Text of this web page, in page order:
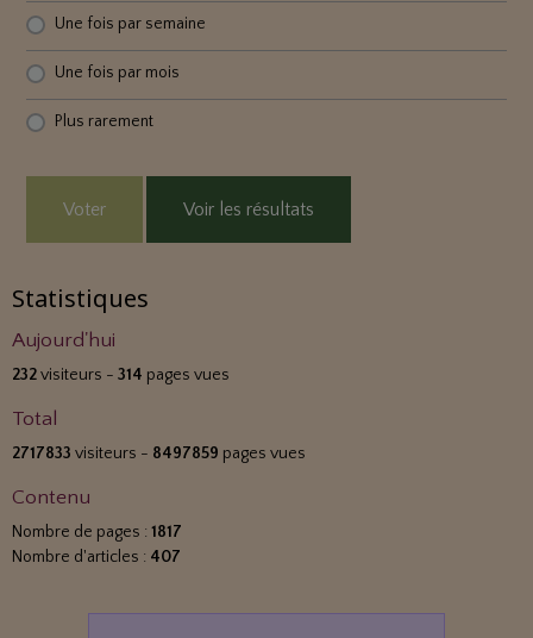
Une fois par semaine
Une fois par mois
Plus rarement
Voter Voir les résultats
Statistiques
Aujourd'hui
232visiteurs - 314 pages vues
Total
2717833 visiteurs - 8497859 pages vues
Contenu
Nombre de pages : 1817
Nombre d'articles : 407